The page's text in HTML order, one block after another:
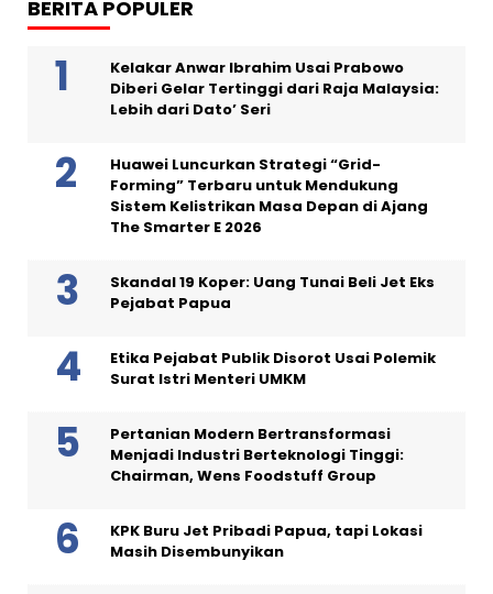
BERITA POPULER
Kelakar Anwar Ibrahim Usai Prabowo
Diberi Gelar Tertinggi dari Raja Malaysia:
Lebih dari Dato’ Seri
Huawei Luncurkan Strategi “Grid-
Forming” Terbaru untuk Mendukung
Sistem Kelistrikan Masa Depan di Ajang
The Smarter E 2026
Skandal 19 Koper: Uang Tunai Beli Jet Eks
Pejabat Papua
Etika Pejabat Publik Disorot Usai Polemik
Surat Istri Menteri UMKM
Pertanian Modern Bertransformasi
Menjadi Industri Berteknologi Tinggi:
Chairman, Wens Foodstuff Group
KPK Buru Jet Pribadi Papua, tapi Lokasi
Masih Disembunyikan